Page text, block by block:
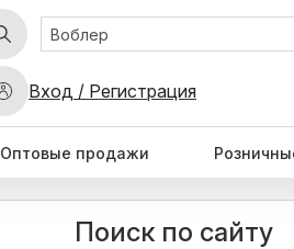
Вход / Регистрация
Оптовые продажи
Поиск по сайту